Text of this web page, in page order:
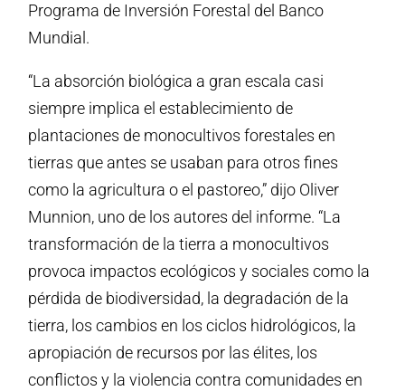
Programa de Inversión Forestal del Banco
Mundial.
“La absorción biológica a gran escala casi
siempre implica el establecimiento de
plantaciones de monocultivos forestales en
tierras que antes se usaban para otros fines
como la agricultura o el pastoreo,” dijo Oliver
Munnion, uno de los autores del informe. “La
transformación de la tierra a monocultivos
provoca impactos ecológicos y sociales como la
pérdida de biodiversidad, la degradación de la
tierra, los cambios en los ciclos hidrológicos, la
apropiación de recursos por las élites, los
conflictos y la violencia contra comunidades en